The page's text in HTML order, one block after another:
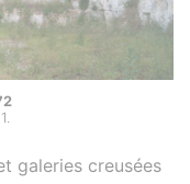
galeries creusées